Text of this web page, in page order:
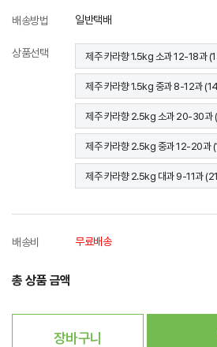
배송방법 일반택배
상품선택 제주 카라향 1.5kg 소과 12-18과
제주 카라향 1.5kg 중과 8-12과
제주 카라향 2.5kg 소과 20-30과
제주 카라향 2.5kg 중과 12-20과
제주 카라향 2.5kg 대과 9-11과
배송비 무료배송
총 상품 금액
장바구니